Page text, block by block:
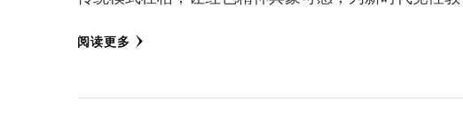
阅读更多